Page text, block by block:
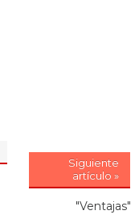
Siguiente
artículo »
"Ventajas"